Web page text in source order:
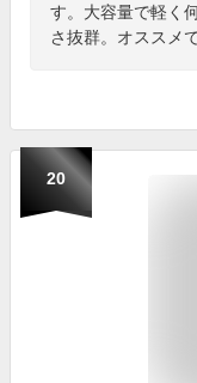
す。大容量で軽く
さ抜群。オススメで
20